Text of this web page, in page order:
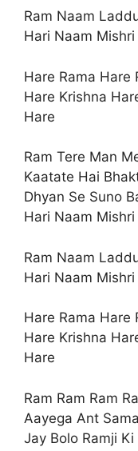
Ram Naam
Hari Naam
Hare Rama Hare
Hare Krishna
Hare
Ram Tere Man
Kaatate Hai
Dhyan Se Suno
Hari Naam
Ram Naam
Hari Naam
Hare Rama Hare
Hare Krishna
Hare
Ram Ram Ram
Aayega Ant
Jay Bolo Ramji